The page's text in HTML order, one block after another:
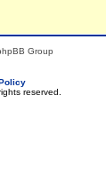
Group
reserved.